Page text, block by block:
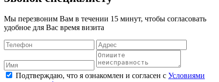
Мы перезвоним Вам в течении 15 минут, чтобы согласовать
удобное для Вас время визита
Подтверждаю, что я ознакомлен и согласен с Условиями